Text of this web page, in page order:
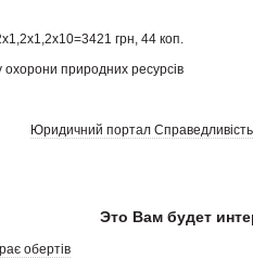
грн, 44 коп.
природних ресурсів
Юридичний портал Справедливість
Это Вам будет
обертів